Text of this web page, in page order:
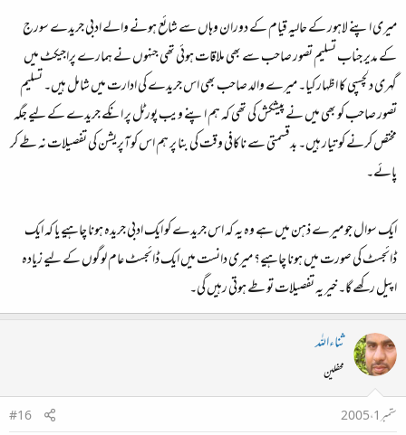
میری اپنے لاہور کے حالیہ قیام کے دوران وہاں سے شائع ہونے والے ادبی جریدے سورج
کے مدیر جناب تسلیم تصور صاحب سے بھی ملاقات ہوئی تھی جنہوں نے ہمارے پراجیکٹ میں
گہری دلچسپی کا اظہار کیا۔ میرے والد صاحب بھی اس جریدے کی ادارت میں شامل ہیں۔ تسلیم
تصور صاحب کو بھی میں نے پیشکش کی تھی کہ ہم اپنے ویب پورٹل پر انکے جریدے کے لیے جگہ
مختص کرنے کو تیار ہیں۔ بدقسمتی سے ناکافی وقت کی بنا پر ہم اس کوآپریشن کی تفصیلات نہ طے کر
پائے۔
ایک سوال جو میرے ذہن میں ہے وہ یہ کہ اس جریدے کو ایک ادبی جریدہ ہونا چاہیے یا کہ ایک
ڈائجسٹ کی صورت میں ہونا چاہیے؟ میری دانست میں ایک ڈائجسٹ عام لوگوں کے لیے زیادہ
اپیل رکھے گا۔ خیر یہ تفصیلات تو طے ہوتی رہیں گی۔
ثناءاللہ
محفلین
ستمبر 1، 2005
#16